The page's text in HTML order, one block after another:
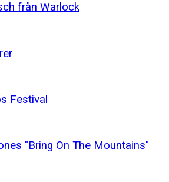
från Warlock
Festival
"Bring On The Mountains"